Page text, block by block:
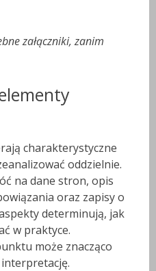
załączniki, zanim
charakterystyczne
oddzielnie.
na dane stron, opis
oraz zapisy o
determinują, jak
w praktyce.
może znacząco